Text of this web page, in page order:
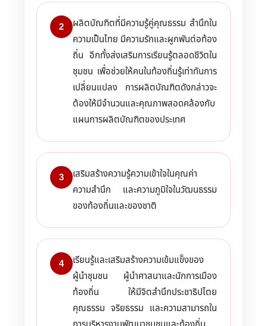
2
ผลิตบัณฑิตที่มีความรู้คู่คุณธรรม สำนึกใน
ความเป็นไทย มีความรักและผูกพันต่อท้อง
ถิ่น อีกทั้งส่งเสริมการเรียนรู้ตลอดชีวิตใน
ชุมชน เพื่อช่วยให้คนในท้องถิ่นรู้เท่าทันการ
เปลี่ยนแปลง การผลิตบัณฑิตดังกล่าวจะ
ต้องให้มีจำนวนและคุณภาพสอดคล้องกับ
แผนการผลิตบัณฑิตของประเทศ
3
เสริมสร้างความรู้ความเข้าใจในคุณค่า
ความสำนึก และความภูมิใจในวัฒนธรรม
ของท้องถิ่นและของชาติ
4
เรียนรู้และเสริมสร้างความเข้มแข็งของ
ผู้นำชุมชน ผู้นำศาสนาและนักการเมือง
ท้องถิ่น ให้มีจิตสำนึกประชาธิปไตย
คุณธรรม จริยธรรม และความสามารถใน